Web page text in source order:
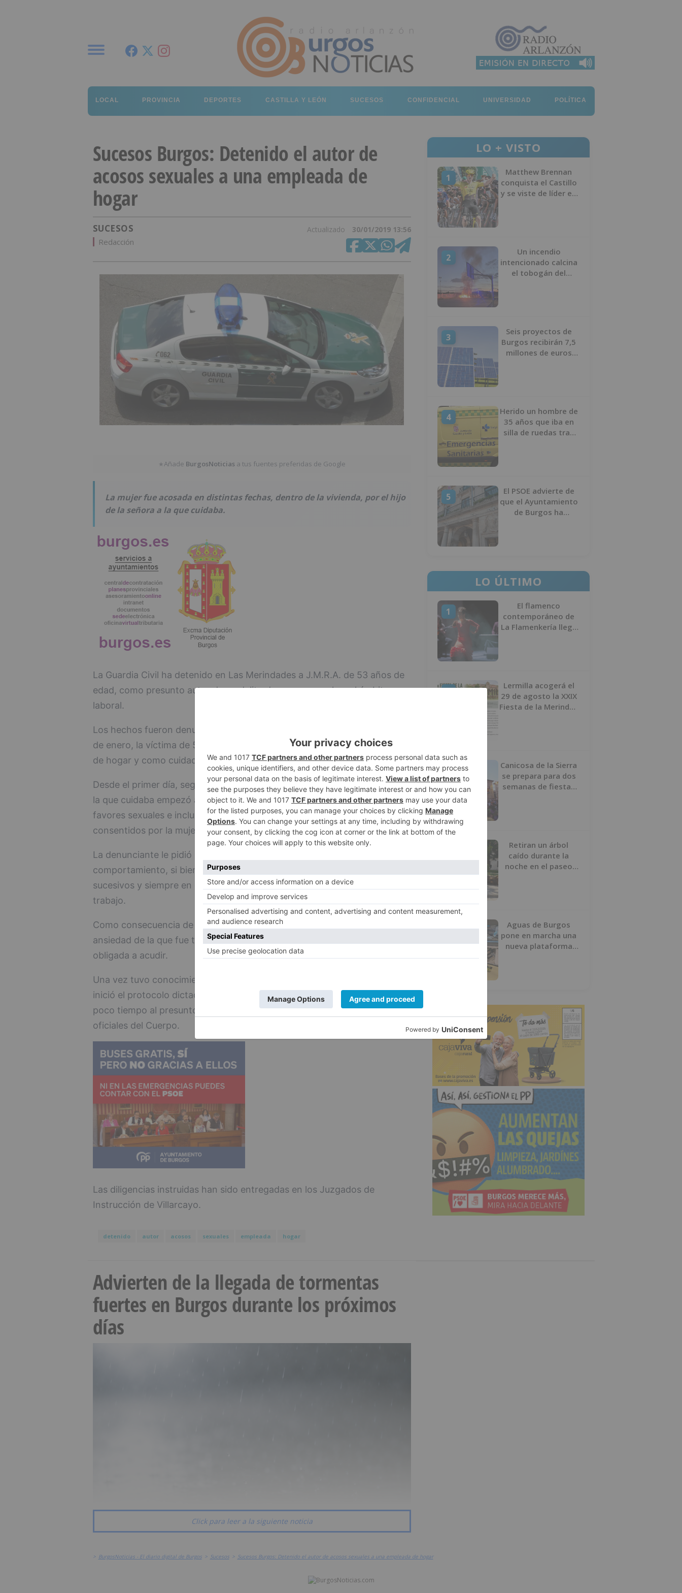
LOCAL PROVINCIA DEPORTES CASTILLA Y LEÓN SUCESOS CONFIDENCIAL UNIVERSIDAD POLÍTICA
Sucesos Burgos: Detenido el autor de
acosos sexuales a una empleada de
hogar
SUCESOS Actualizado 30/01/2019 13:56
Redacción
★Añade BurgosNoticias a tus fuentes preferidas de Google
La mujer fue acosada en distintas fechas, dentro de la vivienda, por el hijo
de la señora a la que cuidaba.
La Guardia Civil ha detenido en Las Merindades a J.M.R.A. de 53 años de
edad, como presunto autor de un delito de acoso sexual en el ámbito
laboral.
Los hechos fueron denunciados días atrás. A primeros del presente mes
de enero, la víctima de 56 años de edad, fue contratada como empleada
de hogar y como cuidadora de una mujer de avanzada edad.
Desde el primer día, según reflejaba en la denuncia, el hijo de la señora a
la que cuidaba empezó a insinuarse, acosándola con solicitudes de
favores sexuales e incluso realizando tocamientos en su espalda no
consentidos por la mujer.
La denunciante le pidió reiteradamente que cesara en su
comportamiento, si bien éste hizo caso omiso, insistiendo en días
sucesivos y siempre en el interior de la vivienda durante su jornada de
trabajo.
Como consecuencia de esta actitud, la víctima sufrió una crisis de
ansiedad de la que fue tratada en un centro sanitario a la que se vio
obligada a acudir.
Una vez tuvo conocimiento la Guardia Civil de los hechos denunciados,
inició el protocolo dictado para víctimas de acoso sexual, localizando en
poco tiempo al presunto autor que fue detenido en dependencias
oficiales del Cuerpo.
Las diligencias instruidas han sido entregadas en los Juzgados de
Instrucción de Villarcayo.
detenido autor acosos sexuales empleada hogar
LO + VISTO
1
Matthew Brennan
conquista el Castillo
y se viste de líder en
2
Un incendio
intencionado calcina
el tobogán del
3
Seis proyectos de
Burgos recibirán 7,5
millones de euros
4
Herido un hombre de
35 años que iba en
silla de ruedas tras
5
El PSOE advierte de
que el Ayuntamiento
de Burgos ha
LO ÚLTIMO
1
El flamenco
contemporáneo de
La Flamenkería llega
2
Lermilla acogerá el
29 de agosto la XXIX
Fiesta de la Merindad
3
Canicosa de la Sierra
se prepara para dos
semanas de fiestas
Retiran un árbol
caído durante la
noche en el paseo
5
Aguas de Burgos
pone en marcha una
nueva plataforma
Advierten de la llegada de tormentas
fuertes en Burgos durante los próximos
días
Click para leer a la siguiente noticia
> BurgosNoticias - El diario digital de Burgos > Sucesos > Sucesos Burgos: Detenido el autor de acosos sexuales a una empleada de hogar